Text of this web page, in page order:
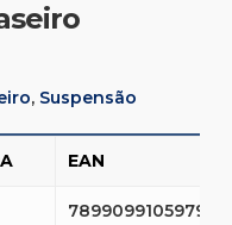
, Suspensão
EAN
7899099105979